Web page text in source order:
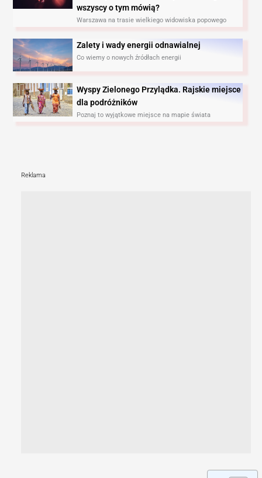
wszyscy o tym mówią?
Warszawa na trasie wielkiego widowiska popowego
Zalety i wady energii odnawialnej
Co wiemy o nowych źródłach energii
Wyspy Zielonego Przylądka. Rajskie miejsce
dla podróżników
Poznaj to wyjątkowe miejsce na mapie świata
Reklama